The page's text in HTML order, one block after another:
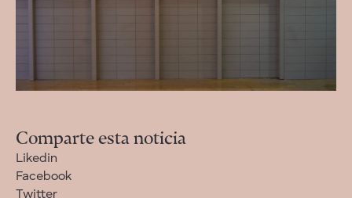
Comparte esta noticia
Likedin
Facebook
Twitter